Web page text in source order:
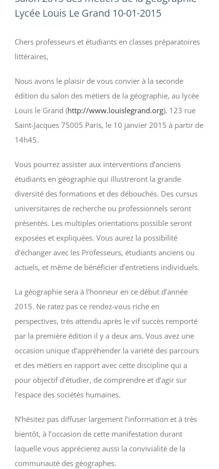
Lycée Louis Le Grand 10-01-2015
Chers professeurs et étudiants en classes préparatoires
littéraires,
Nous avons le plaisir de vous convier à la seconde
édition du salon des métiers de la géographie, au lycée
Louis le Grand (http://www.louislegrand.org), 123 rue
Saint-Jacques 75005 Paris, le 10 janvier 2015 à partir de
14h45.
Vous pourrez assister aux interventions d’anciens
étudiants en géographie qui illustreront la grande
diversité des formations et des débouchés. Des cursus
universitaires de recherche ou professionnels seront
présentés. Les multiples orientations possible seront
exposées et expliquées. Vous aurez la possibilité
d’échanger avec les Professeurs, étudiants anciens ou
actuels, et même de bénéficier d’entretiens individuels.
La géographie sera à l’honneur en ce début d’année
2015. Ne ratez pas ce rendez-vous riche en
perspectives, très attendu après le vif succès remporté
par la première édition il y a deux ans. Vous avez une
occasion unique d’appréhender la variété des parcours
et des métiers en rapport avec cette discipline qui a
pour objectif d’étudier, de comprendre et d’agir sur
l’espace des sociétés humaines.
N’hésitez pas diffuser largement l’information et à très
bientôt, à l’occasion de cette manifestation durant
laquelle vous apprécierez aussi la convivialité de la
communauté des géographes.